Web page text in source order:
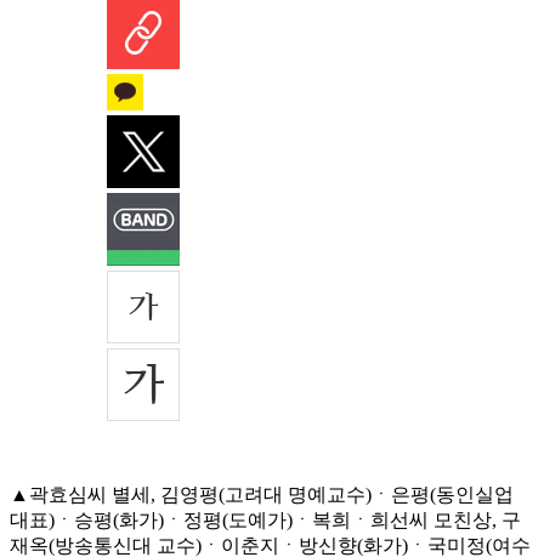
▲곽효심씨 별세, 김영평(고려대 명예교수)ㆍ은평(동인실업
대표)ㆍ승평(화가)ㆍ정평(도예가)ㆍ복희ㆍ희선씨 모친상, 구
재옥(방송통신대 교수)ㆍ이춘지ㆍ방신향(화가)ㆍ국미정(여수